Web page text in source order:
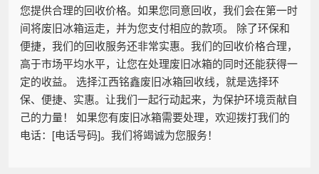
您提供合理的回收价格。如果您同意回收，我们会在第一时
间将废旧冰箱运走，并为您支付相应的款项。 除了环保和
便捷，我们的回收服务还非常实惠。我们的回收价格合理，
高于市场平均水平，让您在处理废旧冰箱的同时还能获得一
定的收益。 选择江西铭鑫废旧冰箱回收线，就是选择环
保、便捷、实惠。让我们一起行动起来，为保护环境贡献自
己的力量！ 如果您有废旧冰箱需要处理，欢迎拨打我们的
电话：[电话号码]。我们将竭诚为您服务！